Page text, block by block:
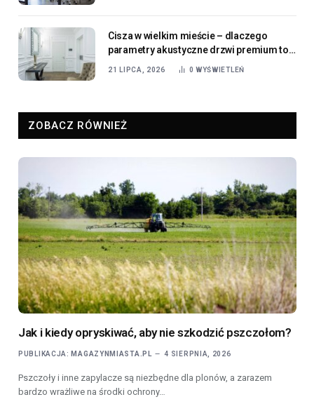
Cisza w wielkim mieście – dlaczego
parametry akustyczne drzwi premium to
dziś standard, a nie luksus?
21 LIPCA, 2026 0 WYŚWIETLEŃ
ZOBACZ RÓWNIEŻ
Jak i kiedy opryskiwać, aby nie szkodzić pszczołom?
PUBLIKACJA: MAGAZYNMIASTA.PL 4 SIERPNIA, 2026
Pszczoły i inne zapylacze są niezbędne dla plonów, a zarazem
bardzo wrażliwe na środki ochrony…